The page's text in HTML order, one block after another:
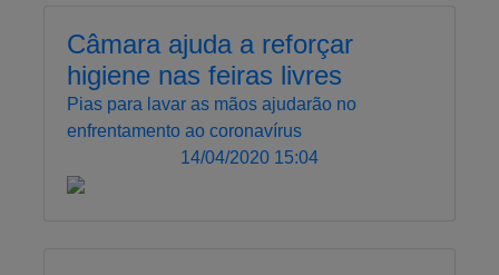
Câmara ajuda a reforçar
higiene nas feiras livres
Pias para lavar as mãos ajudarão no
enfrentamento ao coronavírus
14/04/2020 15:04